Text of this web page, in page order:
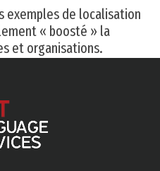
exemples de localisation
« boosté » la
et organisations.